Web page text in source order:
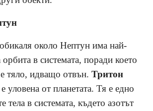
около Нептун има най-
орбита в системата, поради което
тяло, идващо отвън. Тритон
уловена от планетата. Тя е едно
тела в системата, където азотът